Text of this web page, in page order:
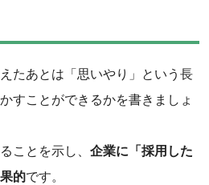
たあとは「思いやり」という長
すことができるかを書きましょ
ことを示し、 企業に「採用した
的です。